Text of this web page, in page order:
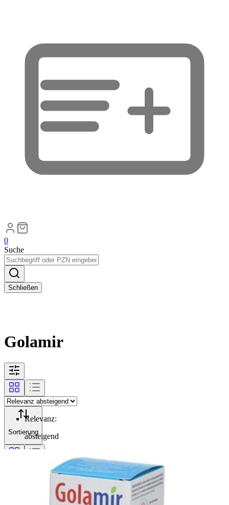
0
Suche
Schließen
Golamir
Sortierung
Relevanz:
absteigend